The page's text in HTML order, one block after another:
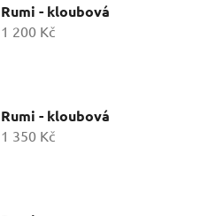
Rumi - kloubová
1 200 Kč
Rumi - kloubová
1 350 Kč